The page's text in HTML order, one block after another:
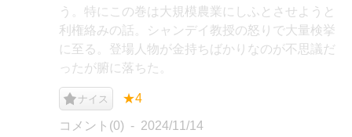
う。特にこの巻は大規模農業にしふとさせようと
利権絡みの話。シャンデイ教授の怒りで大量検挙
に至る。登場人物が金持ちばかりなのが不思議だ
ったが腑に落ちた。
ナイス ★4
コメント(0) 2024/11/14